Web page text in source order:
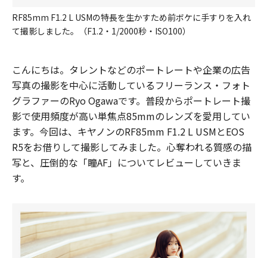
RF85mm F1.2 L USMの特長を生かすため前ボケに手すりを入れ
て撮影しました。（F1.2・1/2000秒・ISO100）
こんにちは。タレントなどのポートレートや企業の広告
写真の撮影を中心に活動しているフリーランス・フォト
グラファーのRyo Ogawaです。普段からポートレート撮
影で使用頻度が高い単焦点85mmのレンズを愛用してい
ます。今回は、キヤノンのRF85mm F1.2 L USMとEOS
R5をお借りして撮影してみました。心奪われる質感の描
写と、圧倒的な「瞳AF」についてレビューしていきま
す。